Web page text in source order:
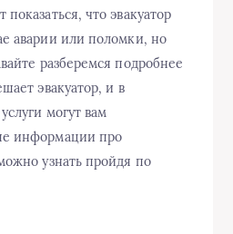
что эвакуатор
аварии или поломки, но
разберемся подробнее
эвакуатор, и в
могут вам
информации про
узнать пройдя по